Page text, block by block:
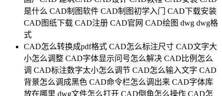
是什么 CAD制图软件 CAD制图初学入门
CAD下载安装
CAD图纸下载 CAD注册 CAD官网 CAD绘图 dwg dwg格
式
CAD怎么转换成pdf格式 CAD怎么标注尺寸 CAD文字大
小怎么调整 CAD字体显示问号怎么解决 CAD比例怎么
调 CAD标注数字太小怎么调节 CAD怎么输入文字 CAD
背景怎么调成黑色 CAD命令栏怎么调出来 CAD字体库
放在哪里 dwg文件怎么打开 CAD倒角怎么操作 CAD怎